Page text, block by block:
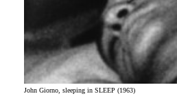
John Giorno, sleeping in SLEEP (1963)